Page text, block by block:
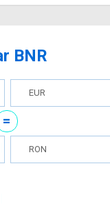
BNR
EUR
=
RON